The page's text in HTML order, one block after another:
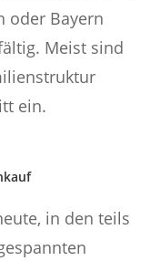
oder Bayern
Meist sind
ein.
in den teils